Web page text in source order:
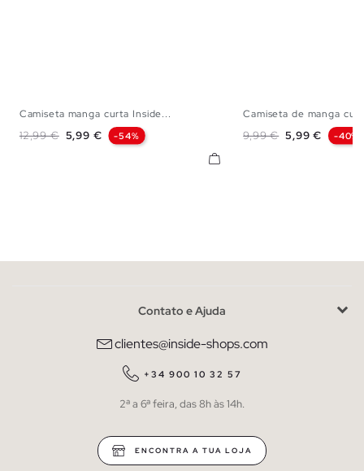
Camiseta manga curta Inside...
Preço normal
12,99 € Preço
5,99 € -54%
M
Camiseta de manga
Preço normal
9,99 € Preço
5,99 € -40%
Contato e Ajuda
clientes@inside-shops.com
+34 900 10 32 57
2ª a 6ª feira, das 8h às 14h.
ENCONTRA A TUA LOJA